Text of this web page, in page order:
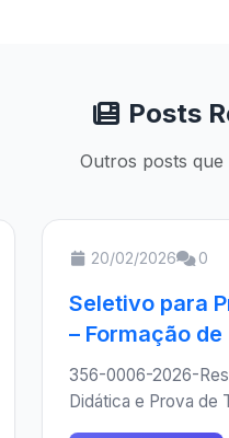
Posts
Outros posts
20/02/2026 0
Seletivo para
– Formação de
356-0006-2026-
Didática e Prova de